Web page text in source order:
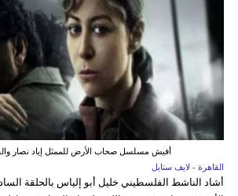
أفيش مسلسل صحاب الأرض للممثل إياد نصار
القاهرة - لايف ستايل
أشاد الناشط الفلسطيني خليل أبو إلياس بالحلقة